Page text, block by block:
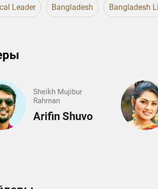
Leader Bangladesh Bangladesh
Sheikh Mujibur
Rahman
Arifin Shuvo